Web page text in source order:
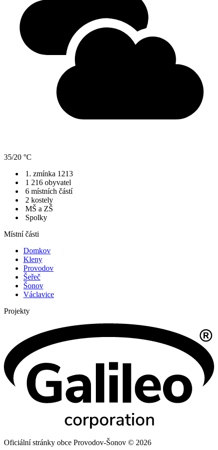
35/20 °C
1. zmínka 1213
1 216 obyvatel
6 místních částí
2 kostely
MŠ a ZŠ
Spolky
Místní části
Domkov
Kleny
Provodov
Šeřeč
Šonov
Václavice
Projekty
Oficiální stránky obce Provodov-Šonov © 2026